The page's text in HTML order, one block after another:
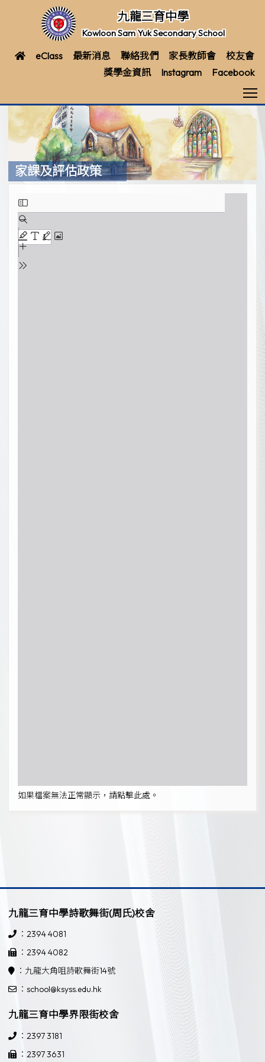
九龍三育中學
Kowloon Sam Yuk Secondary School
eClass 最新消息 聯絡我們 家長教師會
校友會
獎學金資訊
Instagram Facebook
家課及評估政策
如果檔案無法正常顯示，請點擊此處。
九龍三育中學詩歌舞街(周氏)校舍
：2394 4081
：2394 4082
：九龍大角咀詩歌舞街14號
：school@ksyss.edu.hk
九龍三育中學界限街校舍
：2397 3181
：2397 3631